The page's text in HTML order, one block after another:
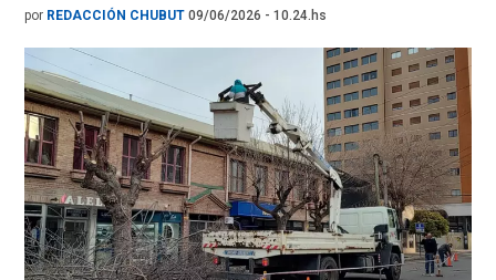
por REDACCIÓN CHUBUT 09/06/2026 - 10.24.hs